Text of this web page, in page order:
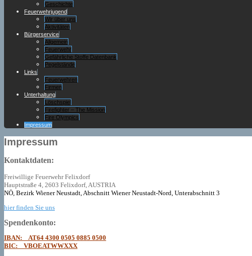
Geschichte
Feuerwehrjugend
Wir über uns
Aktivitäten
Bürgerservice
Allgemein
Feuerwehr
Gefährliche Stoffe Datenbank
Pegelstände
Links
Feuerwehren
Firmen
Unterhaltung
Löschspiel
Firefighter – The Mission
Fire Olympics
Impressum
Impressum
Kontaktdaten:
Freiwillige Feuerwehr Felixdorf
Hauptstraße 4, 2603 Felixdorf, AUSTRIA
NÖ, Bezirk Wiener Neustadt, Abschnitt Wiener Neustadt-Nord, Unterabschnitt 3
hier finden Sie uns
Spendenkonto:
IBAN: AT64 4300 0505 0885 0500
BIC: VBOEATWWXXX